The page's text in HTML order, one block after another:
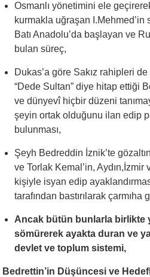
Osmanlı yönetimini ele
kurmakla uğraşan I.Mehmed’in
Batı Anadolu’da başlayan ve
bulan süreç,
Dukas’a göre Sakız rahipleri
“Dede Sultan” diye hitap ettiği
ve dünyevî hiçbir düzeni
şeyin ortak olduğunu ilan edip
bulunması,
Şeyh Bedreddin İznik’te
ve Torlak Kemal’in, Aydın,İzmir
kişiyle isyan edip
tarafından bastırılarak
Ancak bütün bunlarla birlikte
sömürerek ayakta duran ve
devlet ve toplum sistemi,
Bedrettin’in Düşüncesi ve